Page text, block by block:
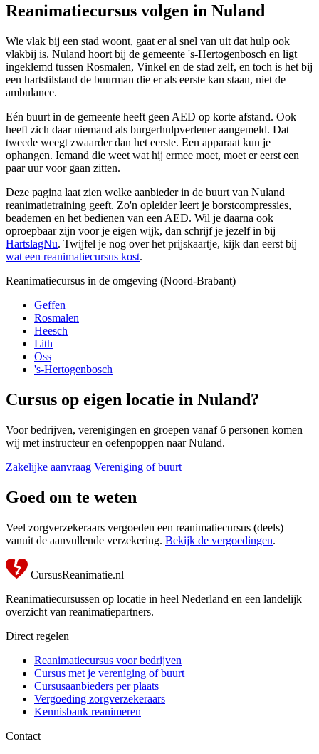
Reanimatiecursus volgen in Nuland
Wie vlak bij een stad woont, gaat er al snel van uit dat hulp ook
vlakbij is. Nuland hoort bij de gemeente 's-Hertogenbosch en ligt
ingeklemd tussen Rosmalen, Vinkel en de stad zelf, en toch is het bij
een hartstilstand de buurman die er als eerste kan staan, niet de
ambulance.
Eén buurt in de gemeente heeft geen AED op korte afstand. Ook
heeft zich daar niemand als burgerhulpverlener aangemeld. Dat
tweede weegt zwaarder dan het eerste. Een apparaat kun je
ophangen. Iemand die weet wat hij ermee moet, moet er eerst een
paar uur voor gaan zitten.
Deze pagina laat zien welke aanbieder in de buurt van Nuland
reanimatietraining geeft. Zo'n opleider leert je borstcompressies,
beademen en het bedienen van een AED. Wil je daarna ook
oproepbaar zijn voor je eigen wijk, dan schrijf je jezelf in bij
HartslagNu. Twijfel je nog over het prijskaartje, kijk dan eerst bij
wat een reanimatiecursus kost.
Reanimatiecursus in de omgeving (Noord-Brabant)
Geffen
Rosmalen
Heesch
Lith
Oss
's-Hertogenbosch
Cursus op eigen locatie in Nuland?
Voor bedrijven, verenigingen en groepen vanaf 6 personen komen
wij met instructeur en oefenpoppen naar Nuland.
Zakelijke aanvraag Vereniging of buurt
Goed om te weten
Veel zorgverzekeraars vergoeden een reanimatiecursus (deels)
vanuit de aanvullende verzekering. Bekijk de vergoedingen.
CursusReanimatie.nl
Reanimatiecursussen op locatie in heel Nederland en een landelijk
overzicht van reanimatiepartners.
Direct regelen
Reanimatiecursus voor bedrijven
Cursus met je vereniging of buurt
Cursusaanbieders per plaats
Vergoeding zorgverzekeraars
Kennisbank reanimeren
Contact